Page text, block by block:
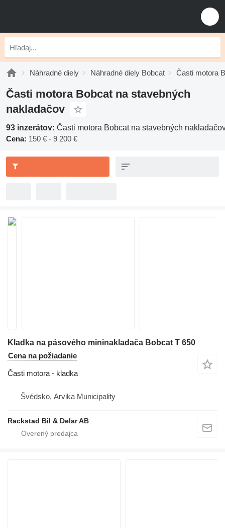
Náhradné diely Náhradné diely Bobcat Časti motora
Časti motora Bobcat na stavebných
nakladačov
93 inzerátov: Časti motora Bobcat na stavebných
Cena: 150 € - 9 200 €
Kladka na pásového mininakladača Bobcat T 650
Cena na požiadanie
Časti motora - kladka
Švédsko, Arvika Municipality
Rackstad Bil & Delar AB